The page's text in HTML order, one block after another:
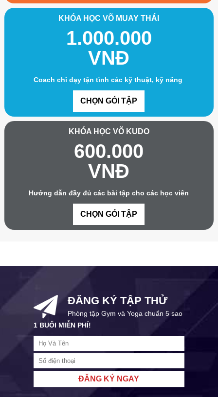
KHÓA HỌC VÕ MUAY THÁI
1.000.000
VNĐ
Coach chỉ dạy tận tình các kỹ thuật, kỹ năng
CHỌN GÓI TẬP
KHÓA HỌC VÕ KUDO
600.000
VNĐ
Hướng dẫn đầy đủ các bài tập cho các học viên
CHỌN GÓI TẬP
ĐĂNG KÝ TẬP THỬ
Phòng tập Gym và Yoga chuẩn 5 sao
1 BUỔI MIỄN PHÍ!
ĐĂNG KÝ NGAY